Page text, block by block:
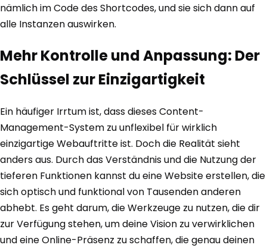
nämlich im Code des Shortcodes, und sie sich dann auf
alle Instanzen auswirken.
Mehr Kontrolle und Anpassung: Der
Schlüssel zur Einzigartigkeit
Ein häufiger Irrtum ist, dass dieses Content-
Management-System zu unflexibel für wirklich
einzigartige Webauftritte ist. Doch die Realität sieht
anders aus. Durch das Verständnis und die Nutzung der
tieferen Funktionen kannst du eine Website erstellen, die
sich optisch und funktional von Tausenden anderen
abhebt. Es geht darum, die Werkzeuge zu nutzen, die dir
zur Verfügung stehen, um deine Vision zu verwirklichen
und eine Online-Präsenz zu schaffen, die genau deinen